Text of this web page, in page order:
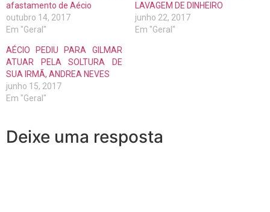
afastamento de Aécio
outubro 14, 2017
Em "Geral"
LAVAGEM DE DINHEIRO
junho 22, 2017
Em "Geral"
AÉCIO PEDIU PARA GILMAR
ATUAR PELA SOLTURA DE
SUA IRMÃ, ANDREA NEVES
junho 15, 2017
Em "Geral"
Deixe uma resposta